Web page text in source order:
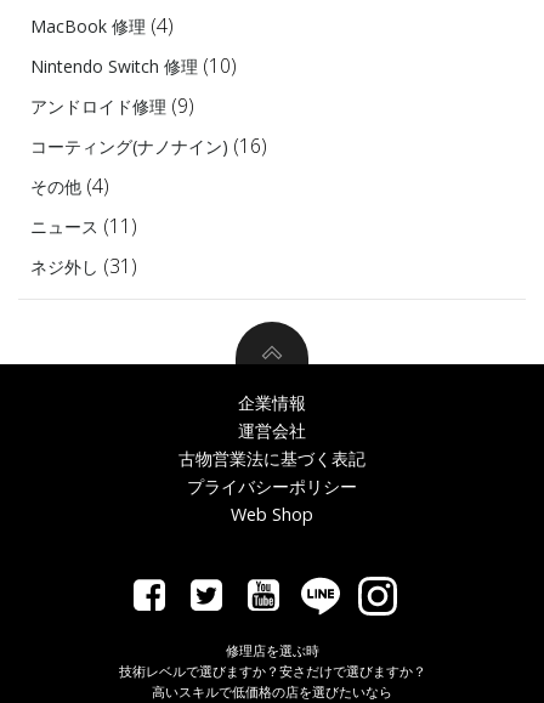
MacBook 修理 (4)
Nintendo Switch 修理 (10)
アンドロイド修理 (9)
コーティング(ナノナイン) (16)
その他 (4)
ニュース (11)
ネジ外し (31)
企業情報
運営会社
古物営業法に基づく表記
プライバシーポリシー
Web Shop
修理店を選ぶ時
技術レベルで選びますか？安さだけで選びますか？
高いスキルで低価格の店を選びたいなら